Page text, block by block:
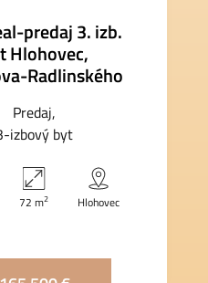
predaj 3. izb.
Hlohovec,
Radlinského
Predaj
izbový byt
72 m2 Hlohovec